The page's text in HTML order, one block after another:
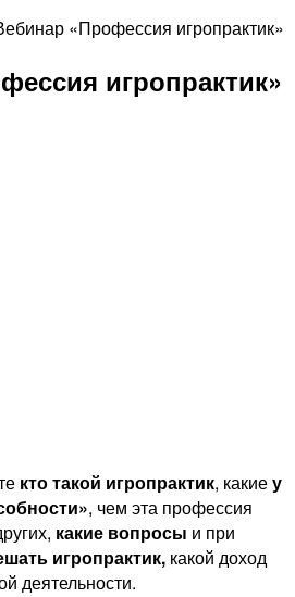
«Профессия игропрактик»
игропрактик»
кто такой игропрактик, какиеу
, чем эта профессия
какие вопросы и при
игропрактик, какой доход
деятельности.